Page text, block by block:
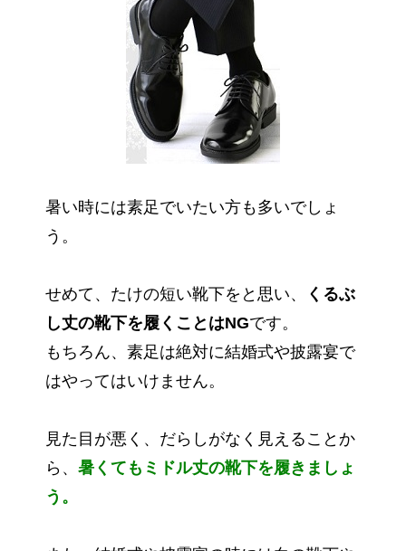
暑い時には素足でいたい方も多いでしょ
う。
せめて、たけの短い靴下をと思い、
くるぶ
し丈の靴下を履くことはNGです。
もちろん、素足は絶対に結婚式や披露宴で
はやってはいけません。
見た目が悪く、だらしがなく見えることか
ら、 暑くてもミドル丈の靴下を履きましょ
う。